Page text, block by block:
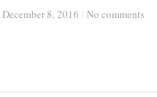
December 8, 2016 / No comments
December 8, 2016 / No comments